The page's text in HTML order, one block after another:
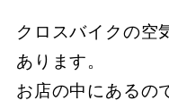
クロスバイクの空
あります。
お店の中にあるの